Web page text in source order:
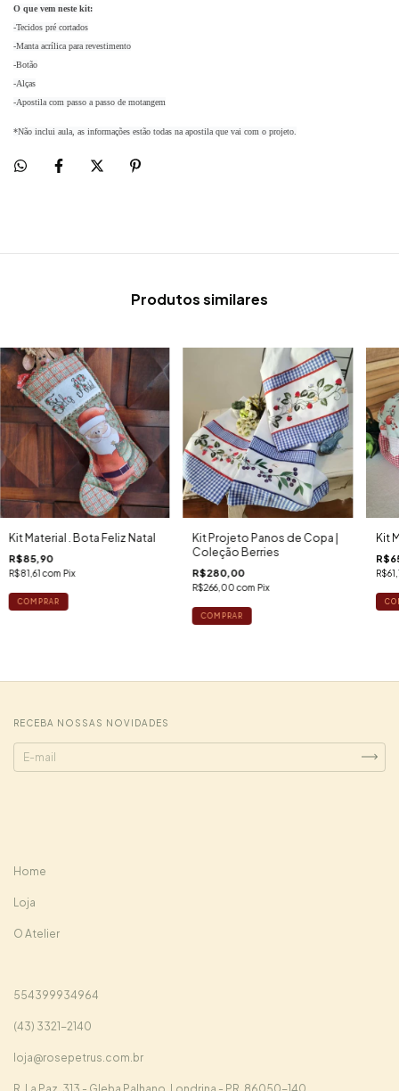
O que vem neste kit:
-Tecidos pré cortados
-Manta acrílica para revestimento
-Botão
-Alças
-Apostila com passo a passo de motangem
*Não inclui aula, as informações estão todas na apostila que vai com o projeto.
Produtos similares
Kit Material . Bota Feliz Natal
R$85,90
R$81,61com Pix
Kit Projeto Panos de Copa |
Coleção Berries
R$280,00
R$266,00com Pix
Kit
RECEBA NOSSAS NOVIDADES
Home
Loja
O Atelier
554399934964
(43) 3321-2140
loja@rosepetrus.com.br